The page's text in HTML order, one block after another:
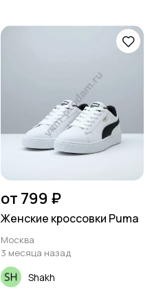
от 799 ₽
Женские кроссовки Puma
Москва
3 месяца назад
Shakh